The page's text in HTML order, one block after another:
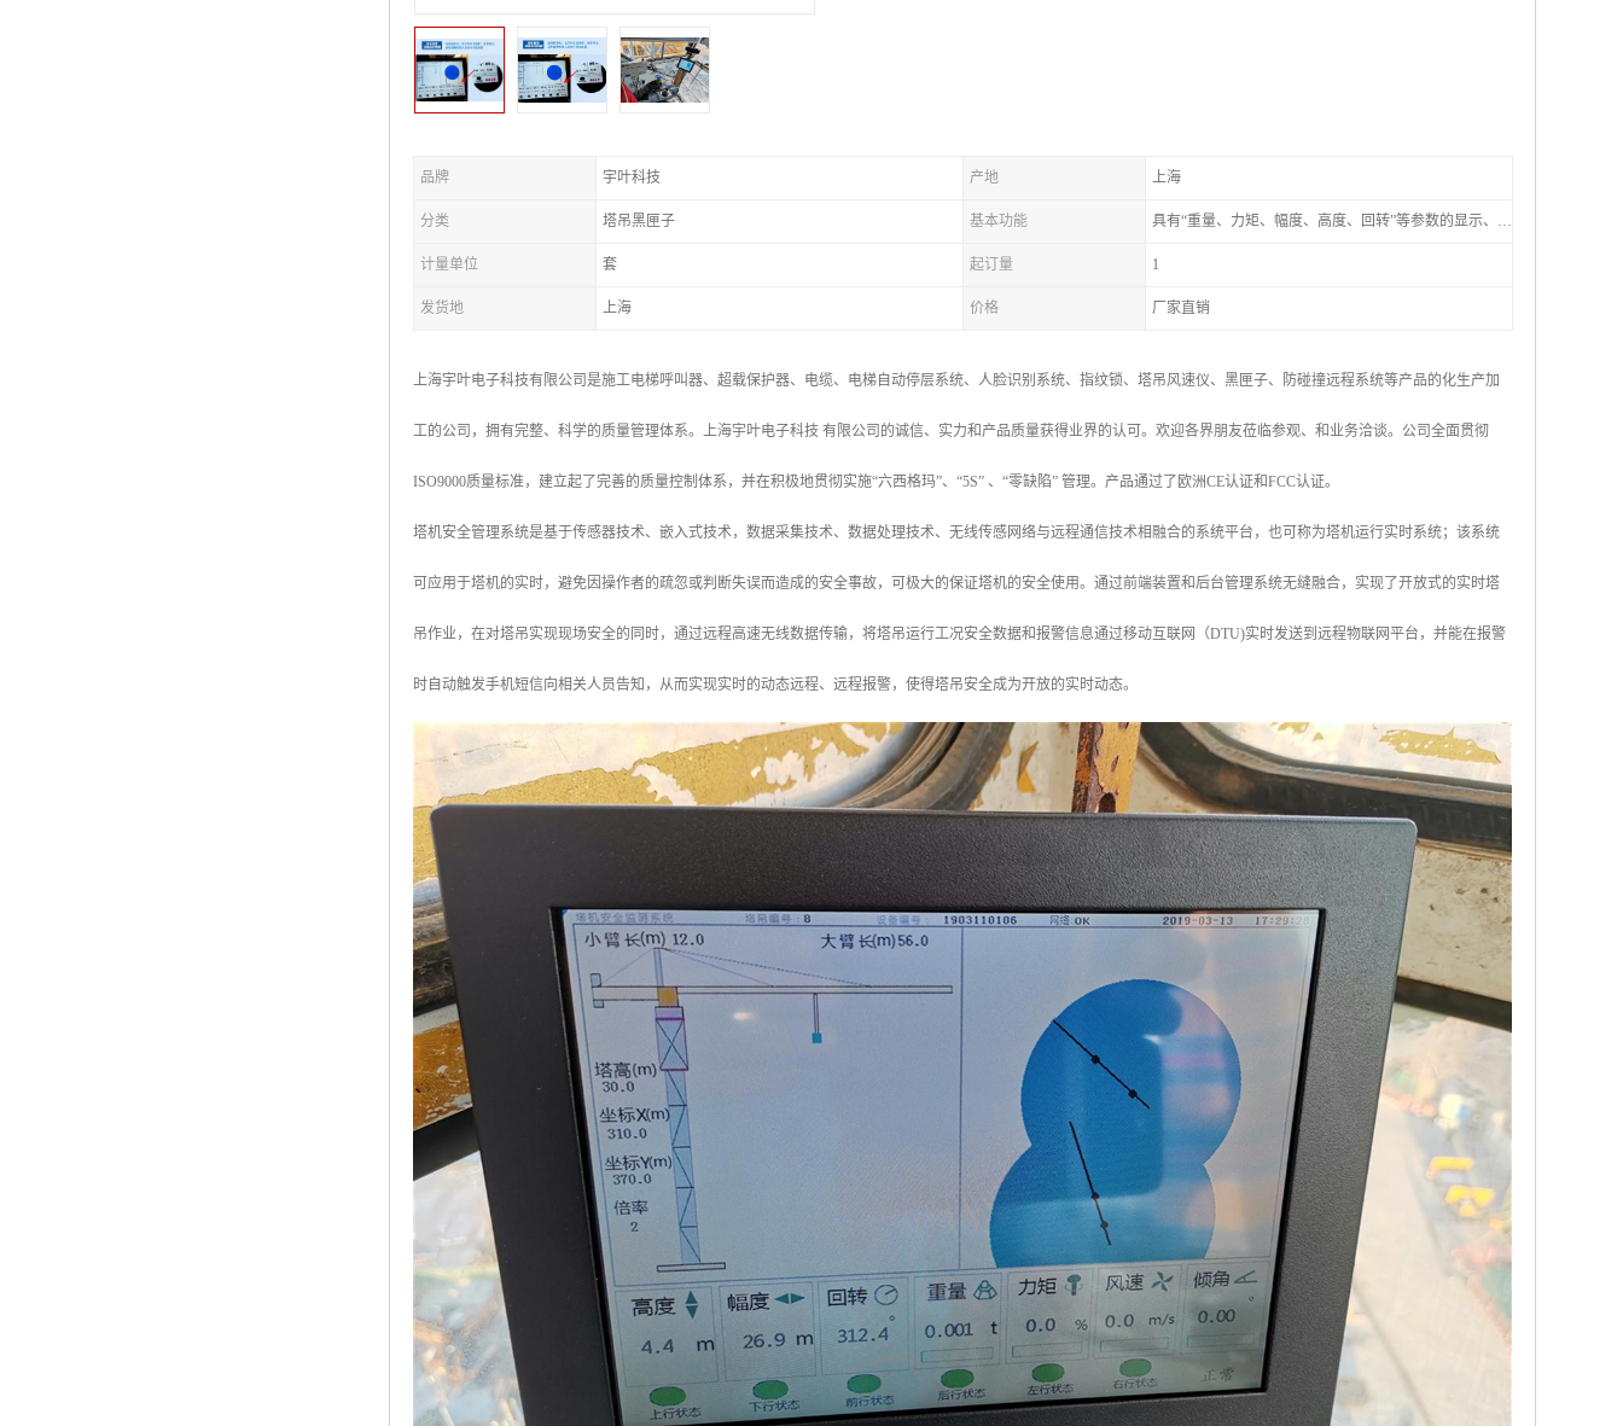
品牌 宇叶科技 产地 上海
分类 塔吊黑匣子 基本功能 具有“重量、力矩、幅度、高度、回转”等参数的显示、记录、报警功能。
计量单位 套 起订量 1
发货地 上海 价格 厂家直销
上海宇叶电子科技有限公司是施工电梯呼叫器、超载保护器、电缆、电梯自动停层系统、人脸识别系统、指纹锁、塔吊风速仪、黑匣子、防碰撞远程系统等产品的化生产加
工的公司，拥有完整、科学的质量管理体系。上海宇叶电子科技 有限公司的诚信、实力和产品质量获得业界的认可。欢迎各界朋友莅临参观、和业务洽谈。公司全面贯彻
ISO9000质量标准，建立起了完善的质量控制体系，并在积极地贯彻实施“六西格玛”、“5S” 、“零缺陷” 管理。产品通过了欧洲CE认证和FCC认证。
塔机安全管理系统是基于传感器技术、嵌入式技术，数据采集技术、数据处理技术、无线传感网络与远程通信技术相融合的系统平台，也可称为塔机运行实时系统；该系统
可应用于塔机的实时，避免因操作者的疏忽或判断失误而造成的安全事故，可极大的保证塔机的安全使用。通过前端装置和后台管理系统无缝融合，实现了开放式的实时塔
吊作业，在对塔吊实现现场安全的同时，通过远程高速无线数据传输，将塔吊运行工况安全数据和报警信息通过移动互联网（DTU)实时发送到远程物联网平台，并能在报警
时自动触发手机短信向相关人员告知，从而实现实时的动态远程、远程报警，使得塔吊安全成为开放的实时动态。